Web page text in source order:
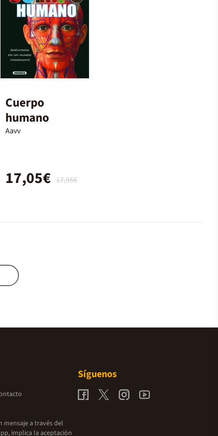
Cuerpo
humano
Aavv
17,95€
17,05€
mensaje a través del
implica la aceptación
Síguenos